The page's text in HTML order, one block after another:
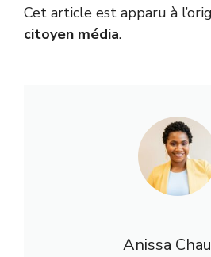
Cet article est apparu à
citoyen média.
Anissa